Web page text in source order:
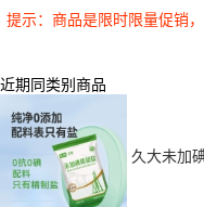
提示：商品是限时限量促销
近期同类别商品
久大未加